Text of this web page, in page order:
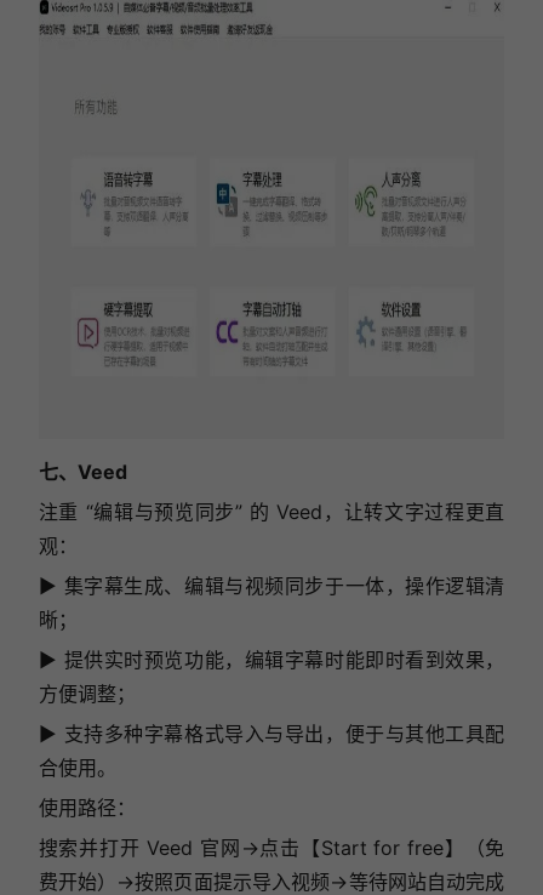
七、Veed
注重 “编辑与预览同步” 的 Veed，让转文字过程更直
观：
▶ 集字幕生成、编辑与视频同步于一体，操作逻辑清
晰；
▶ 提供实时预览功能，编辑字幕时能即时看到效果，
方便调整；
▶ 支持多种字幕格式导入与导出，便于与其他工具配
合使用。
使用路径：
搜索并打开 Veed 官网→点击【Start for free】（免
费开始）→按照页面提示导入视频→等待网站自动完成